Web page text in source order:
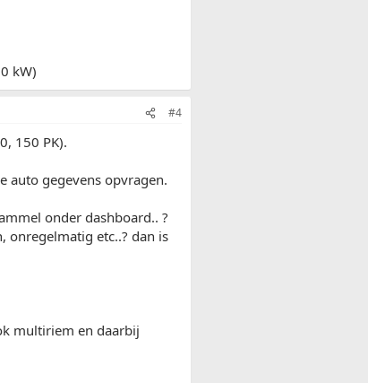
kW)
#4
150 PK).
auto gegevens opvragen.
onder dashboard.. ?
onregelmatig etc..? dan is
multiriem en daarbij